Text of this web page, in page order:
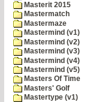
Masterit 2015
Mastermatch
Mastermaze
Mastermind (v1)
Mastermind (v2)
Mastermind (v3)
Mastermind (v4)
Mastermind (v5)
Masters Of Time
Masters' Golf
Mastertype (v1)